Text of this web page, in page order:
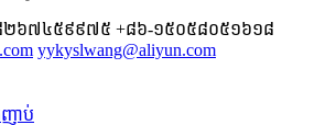
៨២៦៧៤៥៩៩៧៥ +៨៦-១៥០៥៨០៥១៦១៨
yykyslwang@aliyun.com
ាប់